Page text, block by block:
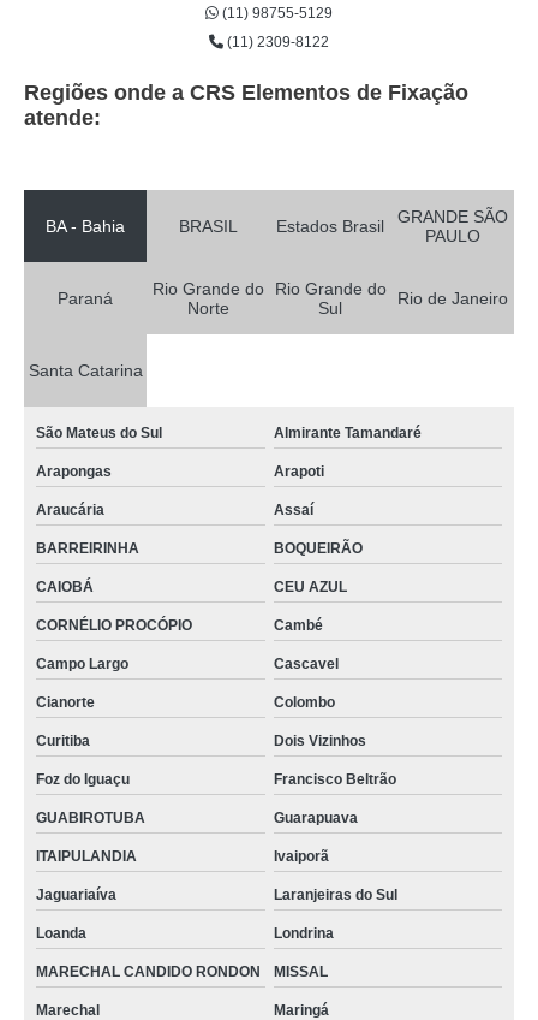
(11) 98755-5129
(11) 2309-8122
Regiões onde a CRS Elementos de Fixação
atende:
BA - Bahia BRASIL Estados Brasil
GRANDE SÃO
PAULO
Paraná
Rio Grande do
Norte
Rio Grande do
Sul
Rio de Janeiro
Santa Catarina
São Mateus do Sul Almirante Tamandaré
Arapongas Arapoti
Araucária Assaí
BARREIRINHA BOQUEIRÃO
CAIOBÁ CEU AZUL
CORNÉLIO PROCÓPIO Cambé
Campo Largo Cascavel
Cianorte Colombo
Curitiba Dois Vizinhos
Foz do Iguaçu Francisco Beltrão
GUABIROTUBA Guarapuava
ITAIPULANDIA Ivaiporã
Jaguariaíva Laranjeiras do Sul
Loanda Londrina
MARECHAL CANDIDO RONDON MISSAL
Marechal Maringá